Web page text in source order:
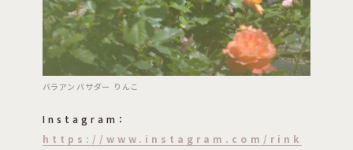
バラアンバサダー りんこ
Instagram：
https://www.instagram.com/rink